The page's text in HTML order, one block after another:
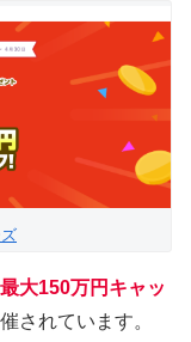
最大150万円キャッ
されています。